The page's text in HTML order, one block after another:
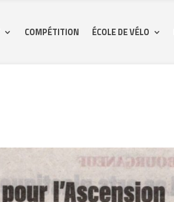
COMPÉTITION ÉCOLE DE VÉLO